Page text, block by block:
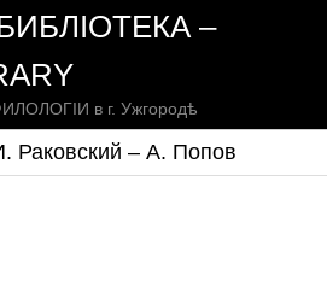
–
в г. Ужгородѣ
Раковский – А. Попов